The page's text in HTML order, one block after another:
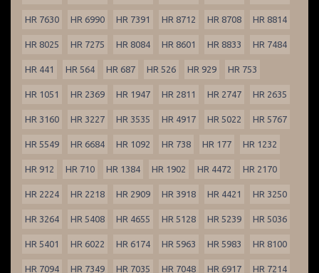
HR 7630 HR 6990 HR 7391 HR 8712 HR 8708 HR 8814
HR 8025 HR 7275 HR 8084 HR 8601 HR 8833 HR 7484
HR 441 HR 564 HR 687 HR 526 HR 929 HR 753
HR 1051 HR 2369 HR 1947 HR 2811 HR 2747 HR 2635
HR 3160 HR 3227 HR 3535 HR 4917 HR 5022 HR 5767
HR 5549 HR 6684 HR 1092 HR 738 HR 177 HR 1232
HR 912 HR 710 HR 1384 HR 1902 HR 4472 HR 2170
HR 2224 HR 2218 HR 2909 HR 3918 HR 4421 HR 3250
HR 3264 HR 5408 HR 4655 HR 5128 HR 5239 HR 5036
HR 5401 HR 6022 HR 6174 HR 5963 HR 5983 HR 8100
HR 7094 HR 7349 HR 7035 HR 7048 HR 6917 HR 7214